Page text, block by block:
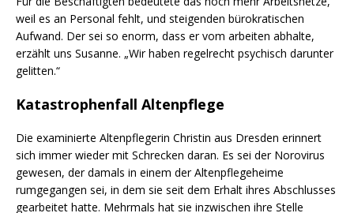
weil es an Personal fehlt, und steigenden bürokratischen
Aufwand. Der sei so enorm, dass er vom arbeiten abhalte,
erzählt uns Susanne. „Wir haben regelrecht psychisch darunter
gelitten.“
Katastrophenfall Altenpflege
Die examinierte Altenpflegerin Christin aus Dresden erinnert
sich immer wieder mit Schrecken daran. Es sei der Norovirus
gewesen, der damals in einem der Altenpflegeheime
rumgegangen sei, in dem sie seit dem Erhalt ihres Abschlusses
gearbeitet hatte. Mehrmals hat sie inzwischen ihre Stelle